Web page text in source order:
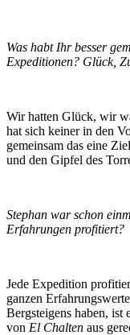
Was habt Ihr besser
Expeditionen? Glück,
Wir hatten Glück, wir
hat sich keiner in den
gemeinsam das eine
und den Gipfel des
Stephan war schon
Erfahrungen profitiert?
Jede Expedition
ganzen
Bergsteigens haben, ist
von El Chalten aus